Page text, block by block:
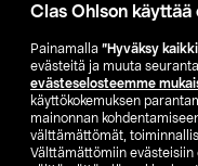
Clas Ohlson käyttää
Painamalla ”Hyväksy
evästeitä ja muuta
evästeselosteemme
käyttökokemuksen
mainonnan
välttämättömät,
Välttämättömiin evästeisiin
Muut yrityksemme